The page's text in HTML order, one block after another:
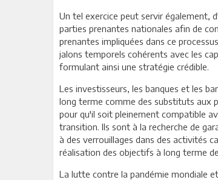
Un tel exercice peut servir également,
parties prenantes nationales afin de
prenantes impliquées dans ce
jalons temporels cohérents avec les
formulant ainsi une stratégie crédible.
Les investisseurs, les banques et les
long terme comme des substituts aux
pour qu'il soit pleinement compatible
transition. Ils sont à la recherche de
à des verrouillages dans des activités
réalisation des objectifs à long terme
La lutte contre la pandémie mondiale